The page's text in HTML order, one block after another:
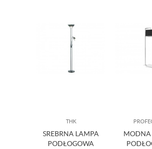
THK
SREBRNA LAMPA
PODŁOGOWA
MODNA